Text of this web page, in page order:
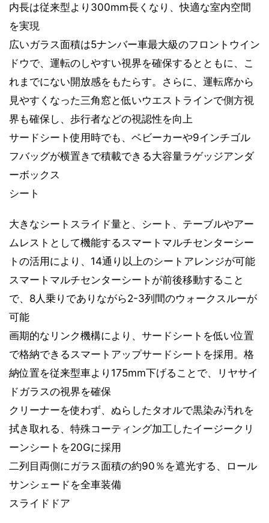
内長は従来型より300mm長くなり、快適な室内空間
を実現
広いガラス面積は5ナンバー車最大級のフロントウイン
ドウで、運転のしやすい視界を確保するとともに、こ
れまでにない開放感をもたらす。さらに、運転席から
見やすくなった三角窓と低いウエストラインで側方視
界も確保し、歩行者などの視認性を向上
サードシート使用時でも、ベビーカーや9インチゴル
フバッグが横置きで積載できる大容量ラゲッジアンダ
ーボックス
シート
大きなシートスライド量と、シート、テーブルやアー
ムレストとして機能するスマートマルチセンターシー
トの活用により、14通り以上のシートアレンジが可能
スマートマルチセンターシートが前後移動すること
で、8人乗りでありながら2-3列間のウォークスルーが
可能
画期的なリンク機構により、サードシートを低い位置
で格納できるスマートアップサードシートを採用。格
納位置を従来型車より175mm下げることで、リヤサイ
ドガラスの視界を確保
クリーナーを使わず、ぬらしたタオルで黒染み汚れを
拭き取れる、特殊コーティング加工したイージークリ
ーンシートを20Gに採用
二列目両側にガラス面積の約90％を遮光する、ロール
サンシェードを全車装備
スライドドア